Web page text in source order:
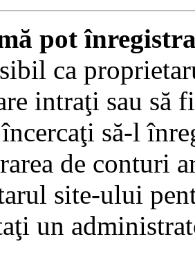
pot
ca
intraţi sau să
să-l
de conturi
site-ului
un